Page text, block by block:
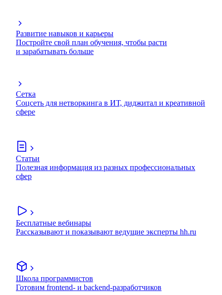
Развитие навыков и карьеры
Постройте свой план обучения, чтобы расти
и зарабатывать больше
Сетка
Соцсеть для нетворкинга в ИТ, диджитал и креативной
сфере
Статьи
Полезная информация из разных профессиональных
сфер
Бесплатные вебинары
Рассказывают и показывают ведущие эксперты hh.ru
Школа программистов
Готовим frontend- и backend-разработчиков